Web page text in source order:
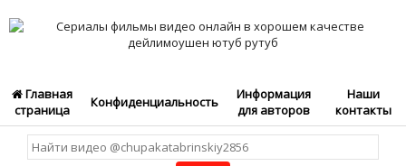
Главная
страница
Конфиденциальность
Информация
для авторов
Наши
контакты